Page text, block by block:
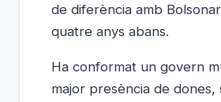
de diferència amb
quatre anys abans.
Ha conformat un govern
major presència de